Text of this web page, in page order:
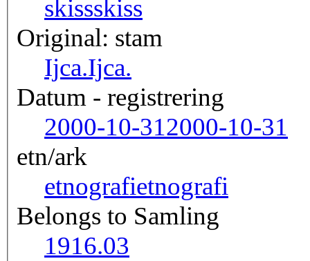
skissskiss
Original: stam
Ijca.Ijca.
Datum - registrering
2000-10-312000-10-31
etn/ark
etnografietnografi
Belongs to Samling
1916.03